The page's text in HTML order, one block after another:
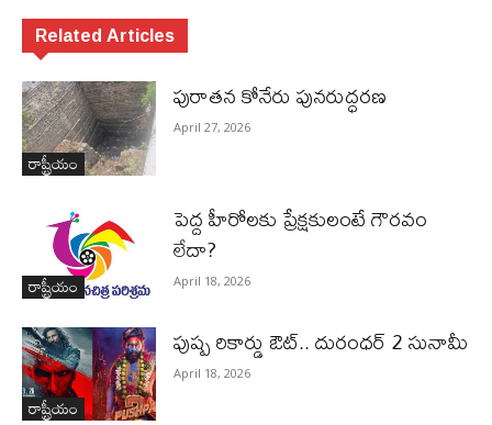
Related Articles
రాష్ట్రీయం
పురాత‌న కోనేరు పున‌రుద్ధ‌ర‌ణ
April 27, 2026
రాష్ట్రీయం
పెద్ద హీరోల‌కు ప్రేక్ష‌కులంటే గౌర‌వం
లేదా?
April 18, 2026
రాష్ట్రీయం
పుష్ప రికార్డు ఔట్‌.. దురంధ‌ర్ 2 సునామీ
April 18, 2026